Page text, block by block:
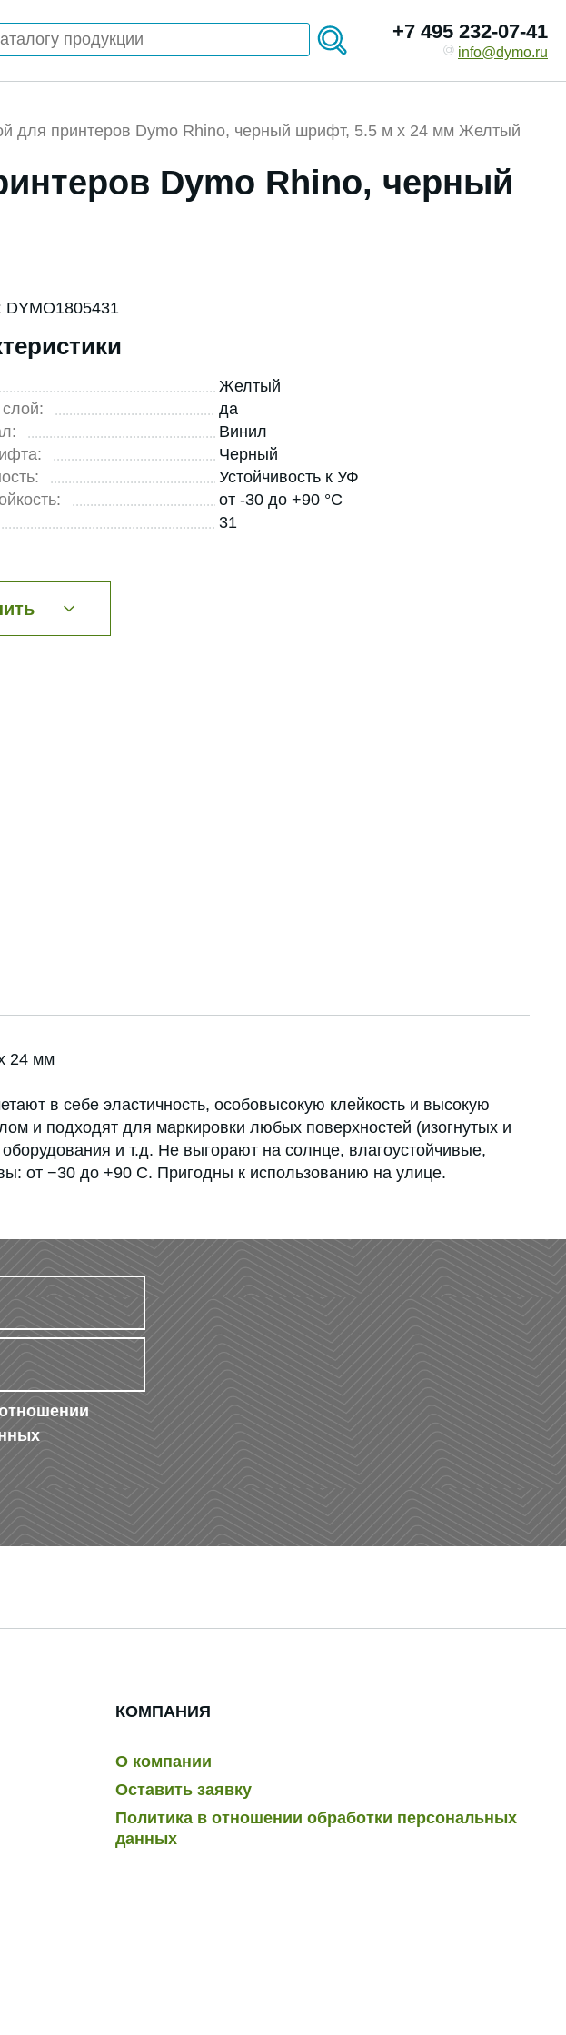
+7 495 232-07-41
info@dymo.ru
для принтеров Dymo Rhino, черный шрифт, 5.5 м x 24 мм Желтый
Dymo Rhino, черный
DYMO1805431
Желтый
да
Винил
Черный
Устойчивость к УФ
от -30 до +90 °С
31
24 мм
в себе эластичность, особовысокую клейкость и высокую
и подходят для маркировки любых поверхностей (изогнутых и
и т.д. Не выгорают на солнце, влагоустойчивые,
от −30 до +90 С. Пригодны к использованию на улице.
КОМПАНИЯ
О компании
Оставить заявку
Политика в отношении обработки персональных
данных